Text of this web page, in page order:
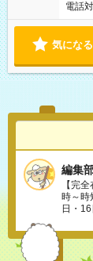
電話
気になる
編集
【完
時～時
日・